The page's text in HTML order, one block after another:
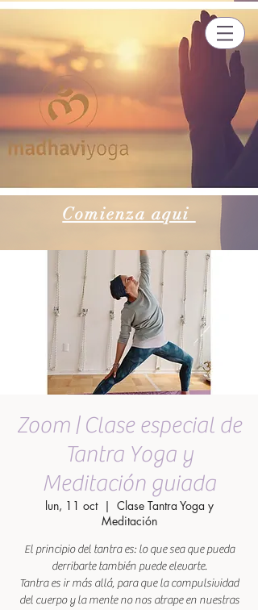
Comienza aqui
Zoom | Clase especial de
Tantra Yoga y
Meditación guiada
lun, 11 oct
  |
Clase Tantra Yoga y
Meditación
El principio del tantra es: lo que sea que pueda
derribarte también puede elevarte.
Tantra es ir más allá, para que la compulsividad
del cuerpo y la mente no nos atrape en nuestras